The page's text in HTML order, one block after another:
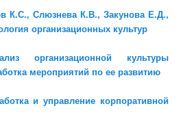
К.С., Слюзнева К.В., Закунова Е.Д.,
организационных культур
организационной культуры
мероприятий по ее развитию
и управление корпоративной